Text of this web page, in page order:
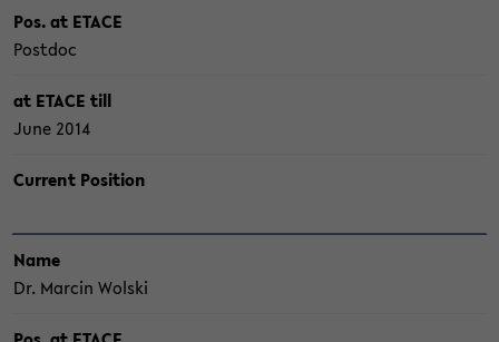
Pos. at ETACE
Post­doc
at ETACE till
June 2014
Cur­rent Po­si­ti­on
Name
Dr. Mar­cin Wol­ski